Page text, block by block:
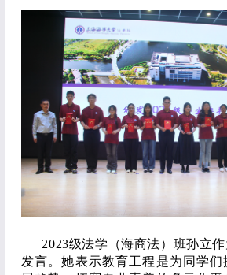
2023级法学（海商法）班孙立
发言。她表示教育工程是为同学